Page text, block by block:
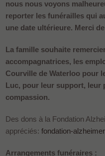
nous nous voyons
reporter les funérailles qui
une date ultérieure. Merci
La famille souhaite
accompagnatrices, les
Courville de Waterloo pour
Luc, pour leur support, leur
compassion.
Des dons à la Fondation
appréciés:fondation-
Arrangements funéraires :